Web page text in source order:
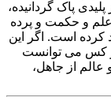
پاک گردانیده،
و حکمت و پرده
است. اگر این
کس می توانست
از جاهل،